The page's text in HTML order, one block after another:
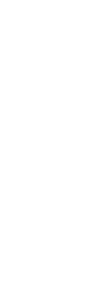
zł (+24%). Było